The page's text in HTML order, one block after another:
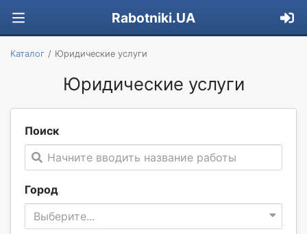
Rabotniki.UA
Каталог Юридические услуги
Юридические услуги
Поиск
Начните вводить название работы
Город
Выберите...